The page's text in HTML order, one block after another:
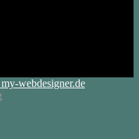
webdesigner.de